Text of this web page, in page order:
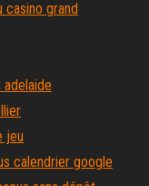
casino grand
jeu
calendrier google